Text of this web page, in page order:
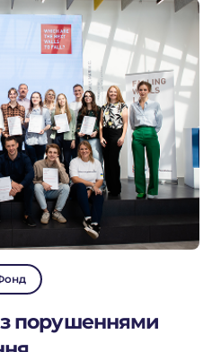
порушеннями